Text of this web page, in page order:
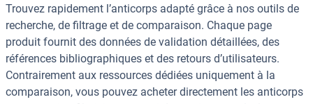
Trouvez rapidement l’anticorps adapté grâce à nos outils de
recherche, de filtrage et de comparaison. Chaque page
produit fournit des données de validation détaillées, des
références bibliographiques et des retours d’utilisateurs.
Contrairement aux ressources dédiées uniquement à la
comparaison, vous pouvez acheter directement les anticorps